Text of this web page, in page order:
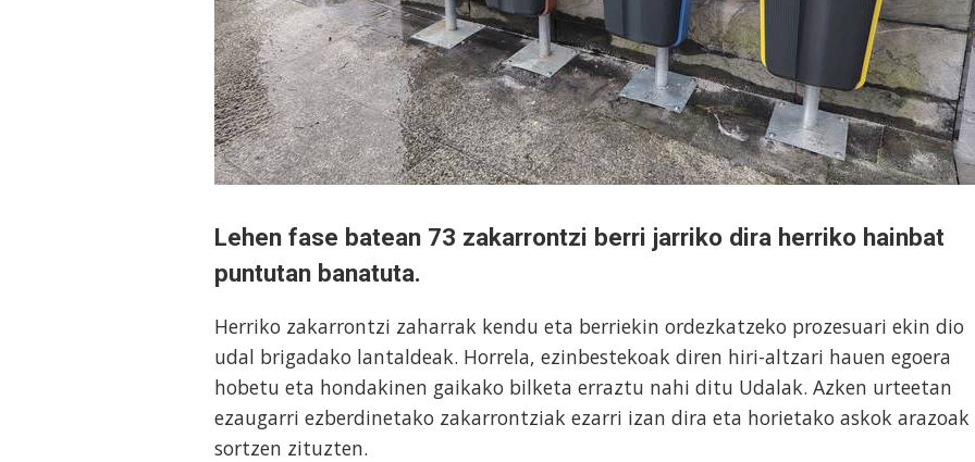
Lehen fase batean 73 zakarrontzi berri jarriko dira herriko hainbat
puntutan banatuta.
Herriko zakarrontzi zaharrak kendu eta berriekin ordezkatzeko prozesuari ekin dio
udal brigadako lantaldeak. Horrela, ezinbestekoak diren hiri-altzari hauen egoera
hobetu eta hondakinen gaikako bilketa erraztu nahi ditu Udalak. Azken urteetan
ezaugarri ezberdinetako zakarrontziak ezarri izan dira eta horietako askok arazoak
sortzen zituzten.